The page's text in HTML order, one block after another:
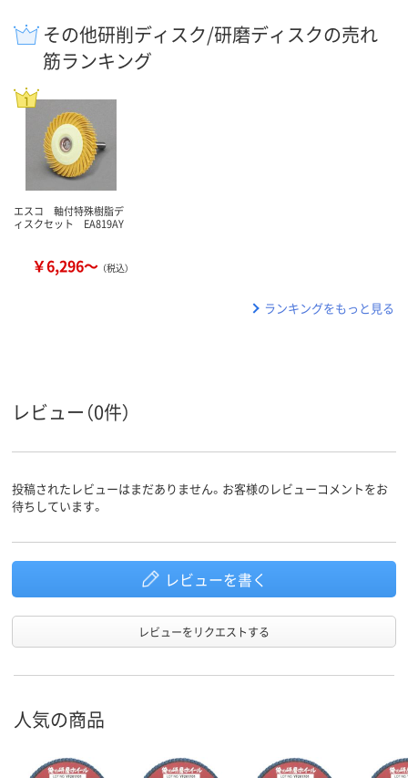
その他研削ディスク/研磨ディスクの売れ
筋ランキング
エスコ 軸付特殊樹脂デ
ィスクセット EA819AY
￥6,296～ （税込）
ランキングをもっと見る
レビュー（0件）
投稿されたレビューはまだありません。お客様のレビューコメントをお
待ちしています。
レビューを書く
レビューをリクエストする
人気の商品